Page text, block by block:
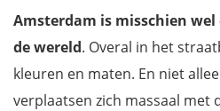
Amsterdam is misschien
de wereld. Overal in het
kleuren en maten. En niet
verplaatsen zich massaal met